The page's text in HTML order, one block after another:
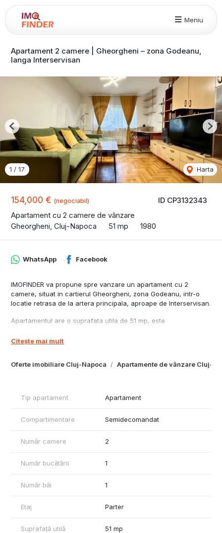
Meniu
Apartament 2 camere | Gheorgheni – zona Godeanu,
langa Interservisan
ID CP3132343
154,000 € (negociabil)
Apartament cu 2 camere de vânzare
Gheorgheni, Cluj-Napoca
51 mp 1980
1 / 17 Harta
Previous
Oferte imobiliare Cluj-Napoca Apartamente de vânzare Cluj-
WhatsApp Facebook
IMOFINDER va propune spre vanzare un apartament cu 2
camere, situat in cartierul Gheorgheni, zona Godeanu, intr-o
locatie retrasa de la artera principala, aproape de Interservisan.
Apartamentul are o suprafata utila de 51 mp, este
Locuinta dispune de geamuri termopan, parchet din lemn masiv
investitie.
proprietatea beneficiaza de o boxa la subsol, ideala pentru
Apartamentul este inchiriat in prezent, cu posibilitatea preluarii
chiriasilor.
sa ma contactati.
Citește mai mult
Tip apartament Apartament
Compartimentare Semidecomandat
Număr camere 2
Număr bucătării 1
Număr băi 1
Etaj Parter
Suprafață utilă 51 mp